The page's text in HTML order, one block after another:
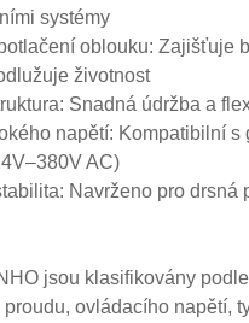
systémy
oblouku: Zajišťuje
životnost
Snadná údržba a
napětí: Kompatibilní s
AC)
Navrženo pro drsná
jsou klasifikovány
ovládacího napětí,